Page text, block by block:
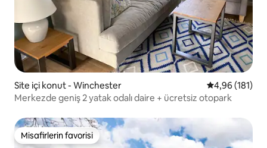
Site içi konut - Winchester 5 üzerinden
4,96 (181)
Merkezde geniş 2 yatak odalı daire + ücretsiz otopark
Misafirlerin favorisi
Misafirlerin favorisi